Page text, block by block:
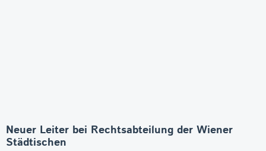
Neuer Leiter bei Rechtsabteilung der Wiener
Städtischen